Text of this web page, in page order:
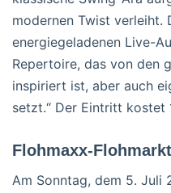
modernen Twist verleiht.
energiegeladenen Live-
Repertoire, das von den
inspiriert ist, aber auch
setzt.“ Der Eintritt kostet
Flohmaxx-
Am Sonntag, dem 5. Juli